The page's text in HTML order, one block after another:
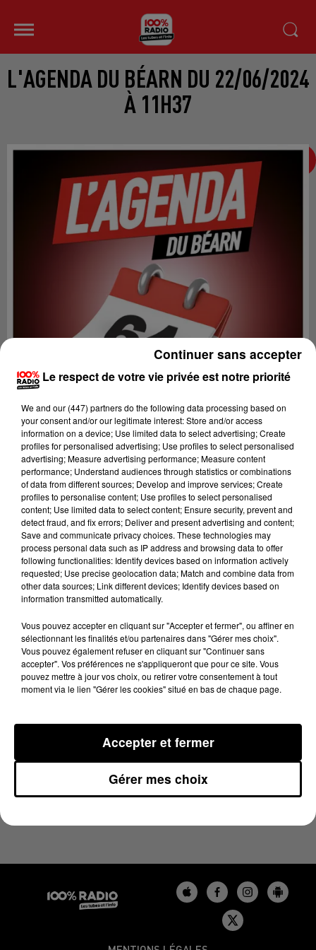
L'AGENDA DU BÉARN DU 22/06/2024
À 11H37
Lecture (3 min 47 sec)
100%
22 juin 2024 - 3 min 47 sec
L'AGENDA DU BÉARN DU 22/06/2024 À 11H37
Le respect de votre vie privée est notre priorité
We and our (447) partnersdo the following data processing based on
your consent and/or our legitimate interest: Store and/or access
information on a device; Use limited data to select advertising; Create
profiles for personalised advertising; Use profiles to select personalised
advertising; Measure advertising performance; Measure content
performance; Understand audiences through statistics or combinations
of data from different sources; Develop and improve services; Create
profiles to personalise content; Use profiles to select personalised
content; Use limited data to select content; Ensure security, prevent and
detect fraud, and fix errors; Deliver and present advertising and content;
Save and communicate privacy choices. These technologies may
process personal data such as IP address and browsing data to offer
following functionalities: Identify devices based on information actively
requested; Use precise geolocation data; Match and combine data from
other data sources; Link different devices; Identify devices based on
information transmitted automatically.
Vous pouvez accepter en cliquant sur "Accepter et fermer", ou affiner en
sélectionnant les finalités et/ou partenaires dans "Gérer mes choix".
Vous pouvez également refuser en cliquant sur "Continuer sans
accepter". Vos préférences ne s'appliqueront que pour ce site. Vous
pouvez mettre à jour vos choix, ou retirer votre consentement à tout
moment via le lien "Gérer les cookies" situé en bas de chaque page.
Gérer mes choix
Accepter et fermer
Continuer sans accepter